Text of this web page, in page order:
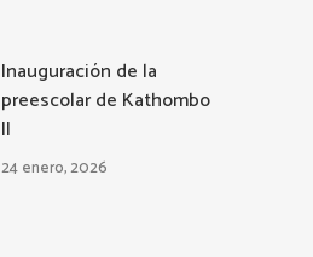
Inauguración de la
preescolar de Kathombo
II
24 enero, 2026